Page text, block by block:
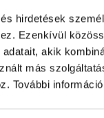
hirdetések
Ezenkívül
akik
más
További